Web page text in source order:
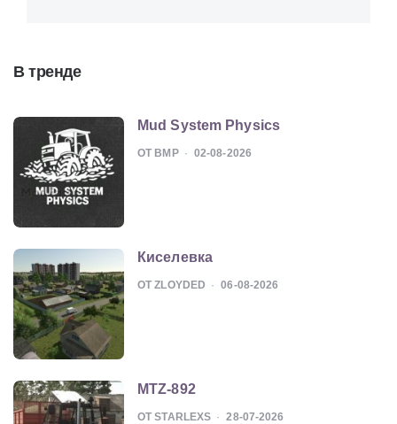
В тренде
Mud System Physics
ОТ BMP 02-08-2026
Киселевка
ОТ ZLOYDED 06-08-2026
MTZ-892
ОТ STARLEXS 28-07-2026